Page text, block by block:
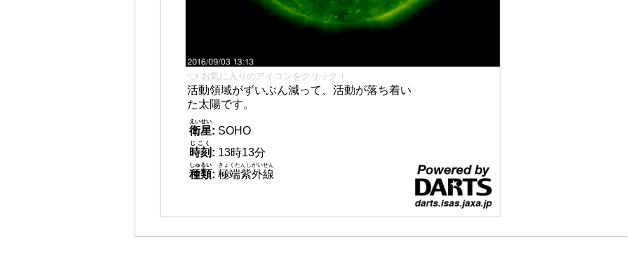
👈 お気に入りのアイコンをクリック！
活動領域がずいぶん減って、活動が落ち着い
た太陽です。
衛星
えいせい
: SOHO
時刻
じこく
: 13時13分
種類
しゅるい
: 極端紫外線
きょくたんしがいせん